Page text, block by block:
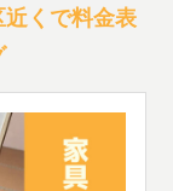
くで料金表